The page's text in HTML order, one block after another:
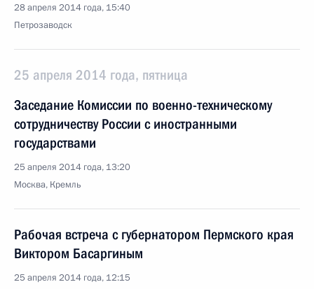
28 апреля 2014 года, 15:40
Петрозаводск
25 апреля 2014 года, пятница
Заседание Комиссии по военно-техническому
сотрудничеству России с иностранными
государствами
25 апреля 2014 года, 13:20
Москва, Кремль
Рабочая встреча с губернатором Пермского края
Виктором Басаргиным
25 апреля 2014 года, 12:15